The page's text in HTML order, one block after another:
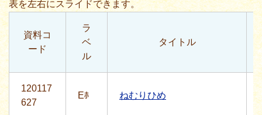
資料コ
ード
ラ
ベ
ル
タイトル
120117
627
Eﾎ ねむりひめ